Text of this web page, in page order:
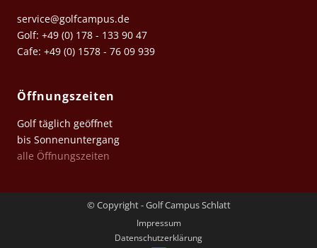
service@golfcampus.de
Golf: +49 (0) 178 - 133 90 47
Cafe: +49 (0) 1578 - 76 09 939
Öffnungszeiten
Golf täglich geöffnet
bis Sonnenuntergang
alle Öffnungszeiten
© Copyright - Golf Campus Schlatt
Impressum
Datenschutz­erklärung